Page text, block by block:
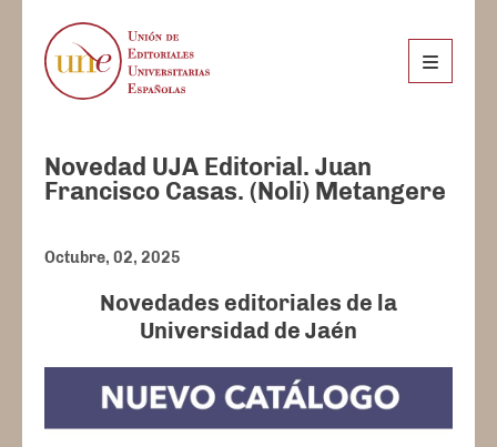
Novedad UJA Editorial. Juan
Francisco Casas. (Noli) Metangere
Octubre, 02, 2025
Novedades editoriales de la
Universidad de Jaén